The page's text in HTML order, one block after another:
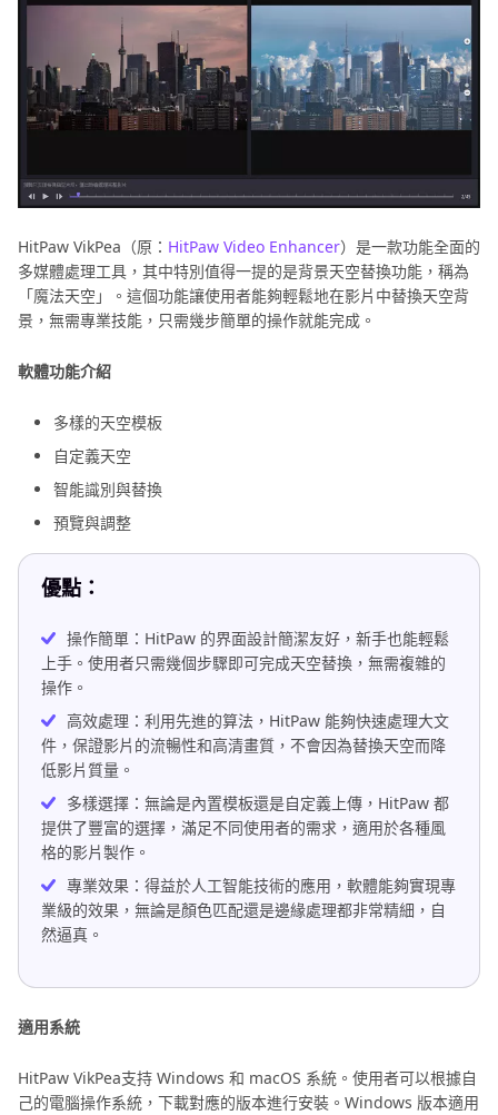
HitPaw VikPea（原： HitPaw Video Enhancer）是一款功能全面的
多媒體處理工具，其中特別值得一提的是背景天空替換功能，稱為
「魔法天空」。這個功能讓使用者能夠輕鬆地在影片中替換天空背
景，無需專業技能，只需幾步簡單的操作就能完成。
軟體功能介紹
多樣的天空模板
自定義天空
智能識別與替換
預覽與調整
優點：
操作簡單：HitPaw 的界面設計簡潔友好，新手也能輕鬆
上手。使用者只需幾個步驟即可完成天空替換，無需複雜的
操作。
高效處理：利用先進的算法，HitPaw 能夠快速處理大文
件，保證影片的流暢性和高清畫質，不會因為替換天空而降
低影片質量。
多樣選擇：無論是內置模板還是自定義上傳，HitPaw 都
提供了豐富的選擇，滿足不同使用者的需求，適用於各種風
格的影片製作。
專業效果：得益於人工智能技術的應用，軟體能夠實現專
業級的效果，無論是顏色匹配還是邊緣處理都非常精細，自
然逼真。
適用系統
HitPaw VikPea支持 Windows 和 macOS 系統。使用者可以根據自
己的電腦操作系統，下載對應的版本進行安裝。Windows 版本適用